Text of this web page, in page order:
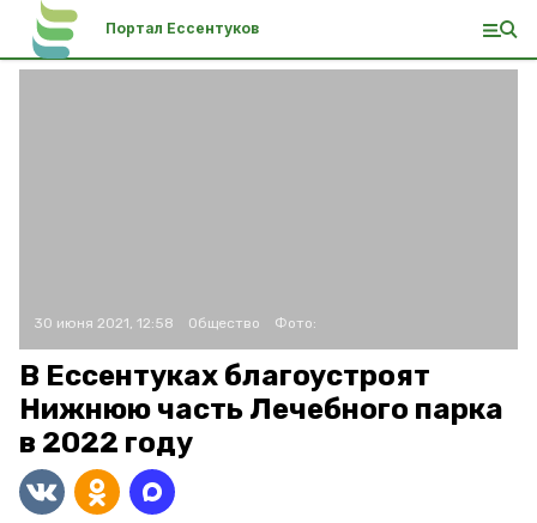
Портал Ессентуков
30 июня 2021, 12:58 Общество Фото:
В Ессентуках благоустроят
Нижнюю часть Лечебного парка
в 2022 году